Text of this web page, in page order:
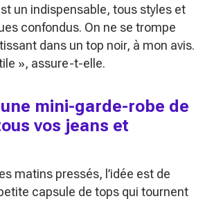
un indispensable, tous styles et
confondus. On ne se trompe
dans un top noir, à mon avis.
», assure-t-elle.
mini-garde-robe de
vos jeans et
matins pressés, l’idée est de
capsule de tops qui tournent